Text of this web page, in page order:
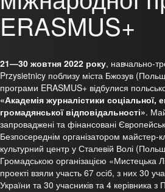
ERASMUS+
21—30 жовтня 2022 року, навчально-
Przysietnicy поблизу міста Бжозув
програми ERASMUS+ відбулися
«Академія журналістики соціальної,
громадянської відповідальності».
запроваджені та фінансовані
Безпосереднім організатором майстер-
культурний центр у Сталевій Волі
Громадською організацією «Мистецька
проекті взяли участь 67 осіб, з них 30
України та 30 учасників та 4 керівника з